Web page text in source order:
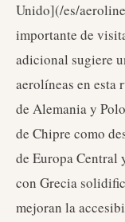
Unido](/es/
importante de
adicional sugiere
aerolíneas en esta
de Alemania y
de Chipre como
de Europa Central
con Grecia
mejoran la